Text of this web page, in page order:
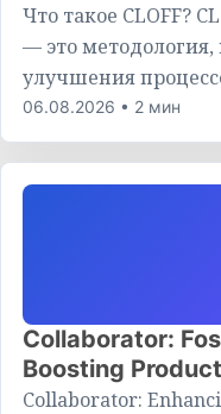
Что такое CLOFF?
— это методология,
улучшения
06.08.2026 • 2 мин
Collaborator:
Boosting
Collaborator: